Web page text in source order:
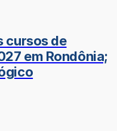
cursos de
em Rondônia;